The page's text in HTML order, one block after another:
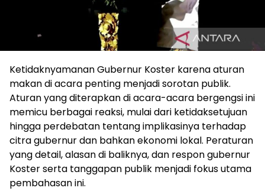
Ketidaknyamanan Gubernur Koster karena aturan
makan di acara penting menjadi sorotan publik.
Aturan yang diterapkan di acara-acara bergengsi ini
memicu berbagai reaksi, mulai dari ketidaksetujuan
hingga perdebatan tentang implikasinya terhadap
citra gubernur dan bahkan ekonomi lokal. Peraturan
yang detail, alasan di baliknya, dan respon gubernur
Koster serta tanggapan publik menjadi fokus utama
pembahasan ini.